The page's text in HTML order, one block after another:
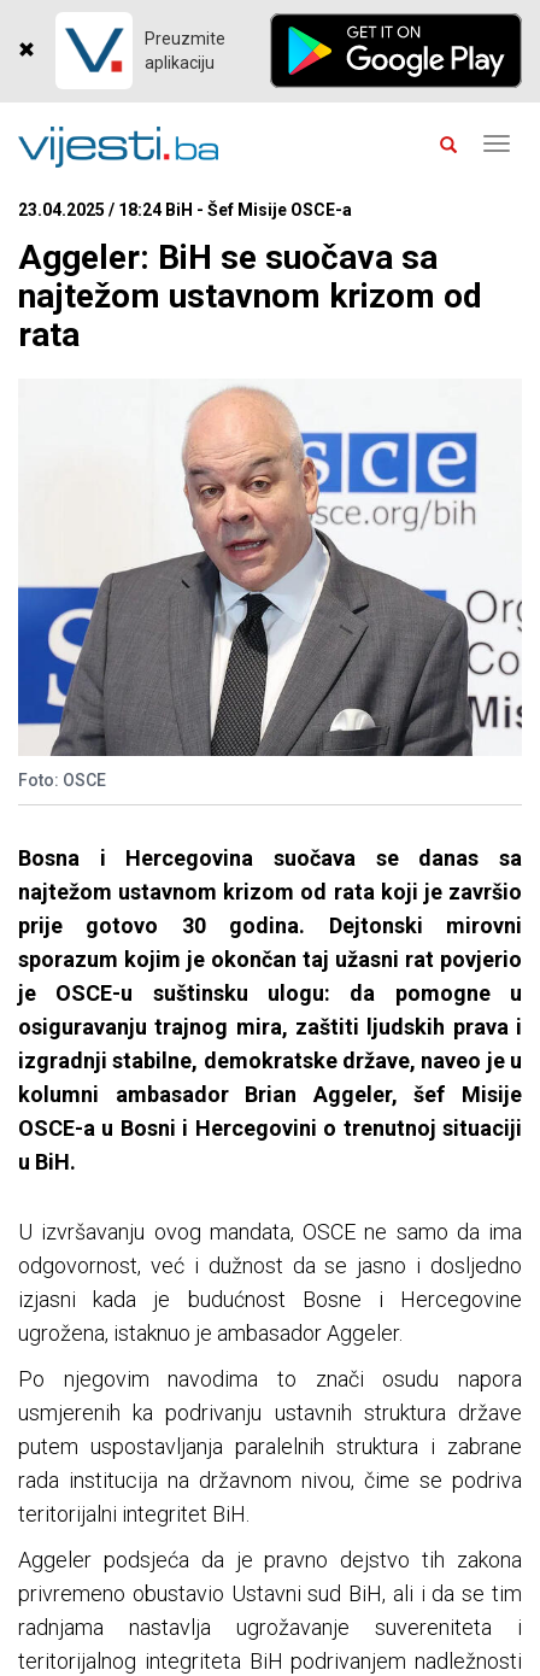
Preuzmite
aplikaciju
23.04.2025 / 18:24 BiH - Šef Misije OSCE-a
Aggeler: BiH se suočava sa
najtežom ustavnom krizom od
rata
Foto: OSCE
Bosna i Hercegovina suočava se danas sa
najtežom ustavnom krizom od rata koji je završio
prije gotovo 30 godina. Dejtonski mirovni
sporazum kojim je okončan taj užasni rat povjerio
je OSCE-u suštinsku ulogu: da pomogne u
osiguravanju trajnog mira, zaštiti ljudskih prava i
izgradnji stabilne, demokratske države, naveo je u
kolumni ambasador Brian Aggeler, šef Misije
OSCE-a u Bosni i Hercegovini o trenutnoj situaciji
u BiH.
U izvršavanju ovog mandata, OSCE ne samo da ima
odgovornost, već i dužnost da se jasno i dosljedno
izjasni kada je budućnost Bosne i Hercegovine
ugrožena, istaknuo je ambasador Aggeler.
Po njegovim navodima to znači osudu napora
usmjerenih ka podrivanju ustavnih struktura države
putem uspostavljanja paralelnih struktura i zabrane
rada institucija na državnom nivou, čime se podriva
teritorijalni integritet BiH.
Aggeler podsjeća da je pravno dejstvo tih zakona
privremeno obustavio Ustavni sud BiH, ali i da se tim
radnjama nastavlja ugrožavanje suvereniteta i
teritorijalnog integriteta BiH podrivanjem nadležnosti